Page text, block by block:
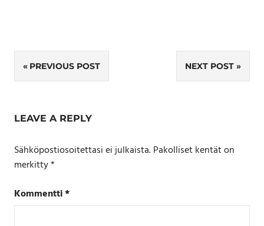
Artikkelien
selaus
PREVIOUS POST NEXT POST
LEAVE A REPLY
Sähköpostiosoitettasi ei julkaista.Pakolliset kentät on
merkitty*
Kommentti*